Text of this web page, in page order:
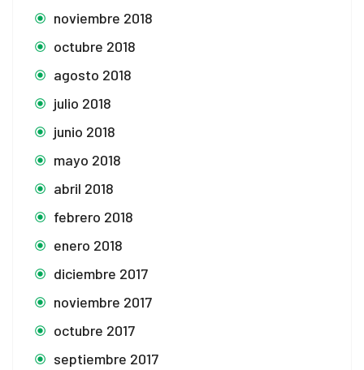
noviembre 2018
octubre 2018
agosto 2018
julio 2018
junio 2018
mayo 2018
abril 2018
febrero 2018
enero 2018
diciembre 2017
noviembre 2017
octubre 2017
septiembre 2017